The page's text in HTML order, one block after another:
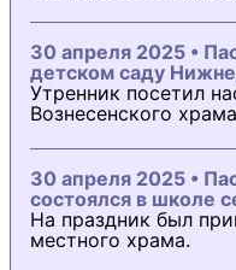
30 апреля 2025 •
детском саду
Утренник посетил
Вознесенского
30 апреля 2025 •
состоялся в школе
На праздник был
местного храма.